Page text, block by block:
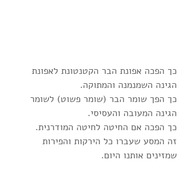
כך הפכה אפונת הבר הקטנטונת לאפונת
הגינה השמנמנה והמתוקה.
כך הפך שומר הבר (שומר פשוט) לשומר
הגינה המעובה והעסיסי.
כך הפכה אם החיטה לחיטה המודרנית.
זה המסע שעברו כל הירקות והפירות
שמזינים אותנו היום.